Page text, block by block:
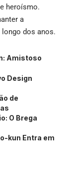
heroísmo.
a
longo dos anos.
Amistoso
Design
de
O Brega
kun Entra em